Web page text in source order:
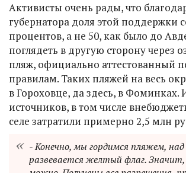
Активисты очень рады, что
губернатора доля этой поддержки
процентов, а не 50, как было до
поглядеть в другую сторону через
пляж, официально аттестованный
правилам. Таких пляжей на весь
в Гороховце, да здесь, в Фоминках.
источников, в том числе
селе затратили примерно 2,5 млн
- Конечно, мы гордимся пляжем,
развевается желтый флаг. Значит,